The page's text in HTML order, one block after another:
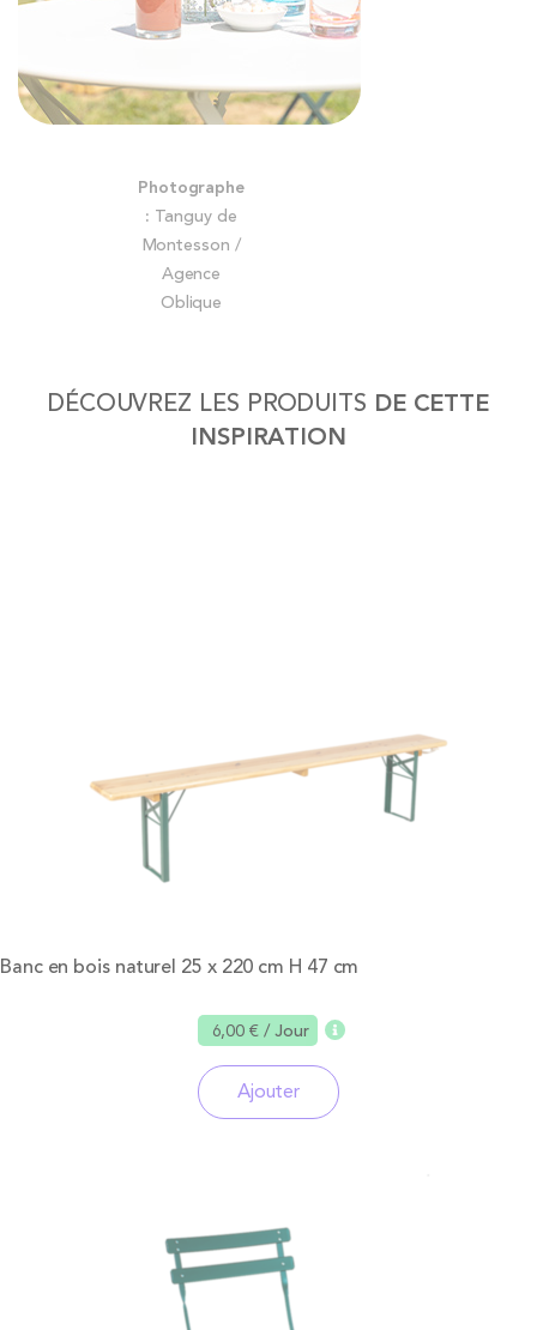
Photographe
: Tanguy de
Montesson /
Agence
Oblique
DÉCOUVREZ LES PRODUITS DE CETTE
INSPIRATION
Banc en bois naturel 25 x 220 cm H 47 cm
6,00 €/ Jour
Ajouter